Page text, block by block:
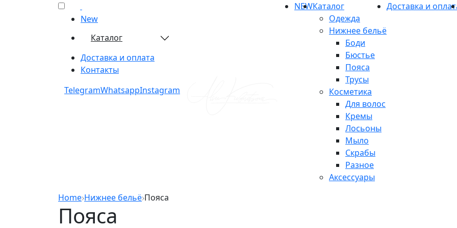
New
Каталог
Доставка и оплата
Контакты
Telegram​Whatsapp​Instagram​
NEWКаталог
Одежда
Нижнее бельё
Боди
Бюстье
Пояса
Трусы
Косметика
Для волос
Кремы
Лосьоны
Мыло
Скрабы
Разное
Аксессуары
Доставка и
Home Нижнее бельё Пояса
Пояса